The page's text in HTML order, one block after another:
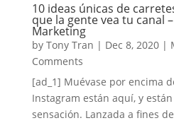
10 ideas únicas de
que la gente vea tu canal
Marketing
by Tony Tran | Dec 8, 2020|
Comments
[ad_1] Muévase por encima
Instagram están aquí, y
sensación. Lanzada a fines